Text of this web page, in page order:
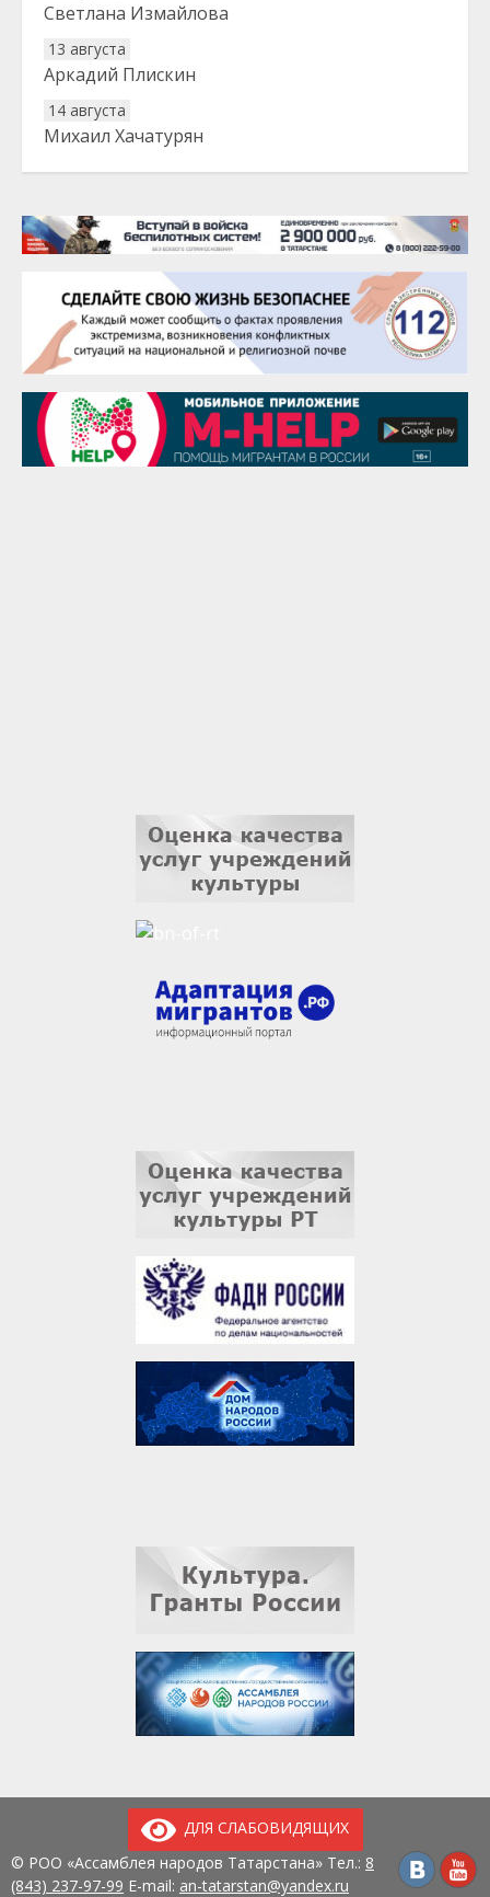
Светлана Измайлова
13 августа
Аркадий Плискин
14 августа
Михаил Хачатурян
20 августа
22 августа
Евгений Ефимов
25 августа
Сэсэгма Бубеева
28 августа
Чингиз Мустафаев
29 августа
Надежда Рослова
ДЛЯ СЛАБОВИДЯЩИХ
© РОО «Ассамблея народов Татарстана» Тел.: 8
(843) 237-97-99 E-mail: an-tatarstan@yandex.ru